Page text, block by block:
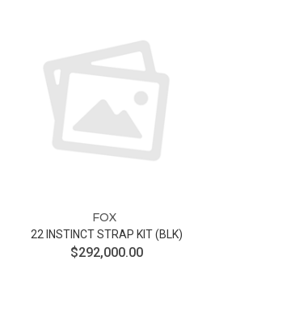
FOX
22 INSTINCT STRAP KIT (BLK)
$292,000.00